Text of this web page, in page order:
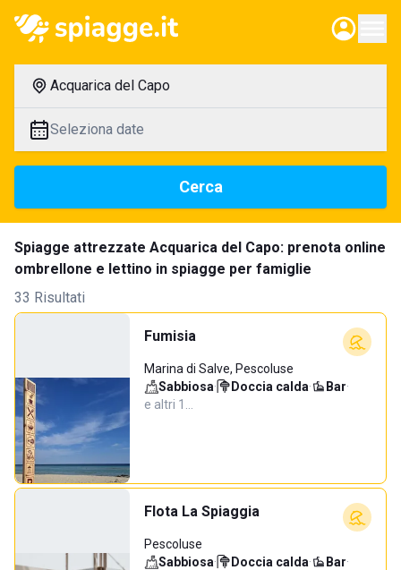
Acquarica del Capo
Seleziona date
Cerca
Spiagge attrezzate Acquarica del Capo: prenota online
ombrellone e lettino in spiagge per famiglie
33 Risultati
Fumisia
Marina di Salve, Pescoluse
Sabbiosa· Doccia calda· Bar·
e altri 1…
Flota La Spiaggia
Pescoluse
Sabbiosa· Doccia calda· Bar·